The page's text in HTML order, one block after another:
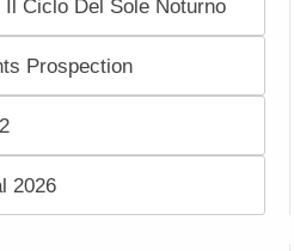
Ciclo Del Sole Noturno
Prospection
2026